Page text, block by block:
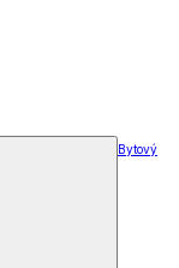
Bytový